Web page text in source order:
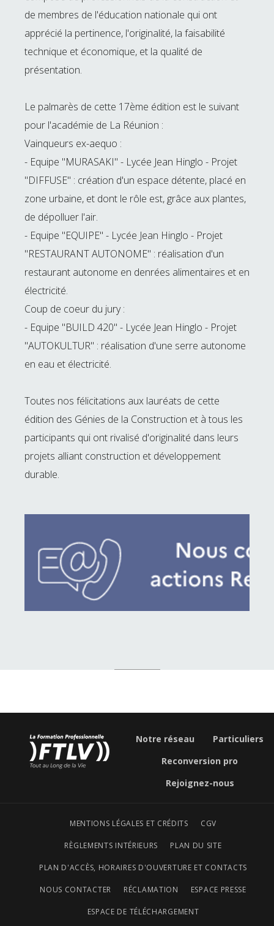
de membres de l'éducation nationale qui ont
apprécié la pertinence, l'originalité, la faisabilité
technique et économique, et la qualité de
présentation.
Le palmarès de cette 17ème édition est le suivant
pour l'académie de La Réunion :
Vainqueurs ex-aequo :
- Equipe "MURASAKI" - Lycée Jean Hinglo - Projet
"DIFFUSE" : création d'un espace détente, placé en
zone urbaine, et dont le rôle est, grâce aux plantes,
de dépolluer l'air.
- Equipe "EQUIPE" - Lycée Jean Hinglo - Projet
"RESTAURANT AUTONOME" : réalisation d'un
restaurant autonome en denrées alimentaires et en
électricité.
Coup de coeur du jury :
- Equipe "BUILD 420" - Lycée Jean Hinglo - Projet
"AUTOKULTUR" : réalisation d'une serre autonome
en eau et électricité.
Toutes nos félicitations aux lauréats de cette
édition des Génies de la Construction et à tous les
participants qui ont rivalisé d'originalité dans leurs
projets alliant construction et développement
durable.
Notre réseau
Particuliers
Reconversion pro
Rejoignez-nous
MENTIONS LÉGALES ET CRÉDITS CGV
RÈGLEMENTS INTÉRIEURS PLAN DU SITE
PLAN D'ACCÈS, HORAIRES D'OUVERTURE ET CONTACTS
NOUS CONTACTER RÉCLAMATION ESPACE PRESSE
ESPACE DE TÉLÉCHARGEMENT